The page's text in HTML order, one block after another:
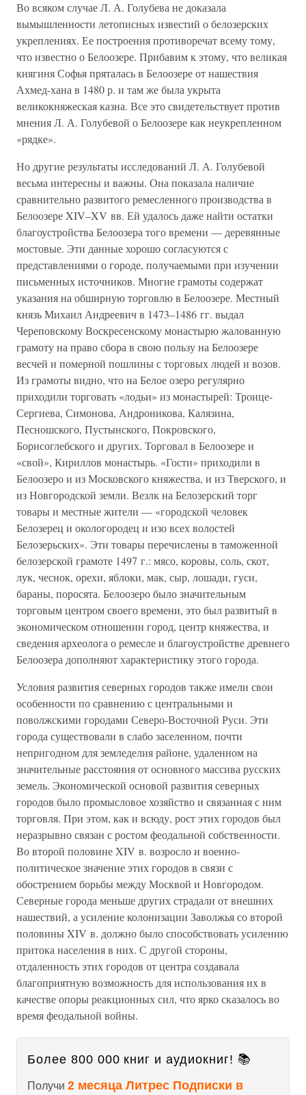
Во всяком случае Л. А. Голубева не доказала
вымышленности летописных известий о белозерских
укреплениях. Ее построения противоречат всему тому,
что известно о Белоозере. Прибавим к этому, что великая
княгиня Софья пряталась в Белоозере от нашествия
Ахмед-хана в 1480 р. и там же была укрыта
великокняжеская казна. Все это свидетельствует против
мнения Л. А. Голубевой о Белоозере как неукрепленном
«рядке».
Но другие результаты исследований Л. А. Голубевой
весьма интересны и важны. Она показала наличие
сравнительно развитого ремесленного производства в
Белоозере XIV–XV вв. Ей удалось даже найти остатки
благоустройства Белоозера того времени — деревянные
мостовые. Эти данные хорошо согласуются с
представлениями о городе, получаемыми при изучении
письменных источников. Многие грамоты содержат
указания на обширную торговлю в Белоозере. Местный
князь Михаил Андреевич в 1473–1486 гг. выдал
Череповскому Воскресенскому монастырю жалованную
грамоту на право сбора в свою пользу на Белоозере
весчей и померной пошлины с торговых людей и возов.
Из грамоты видно, что на Белое озеро регулярно
приходили торговать «лодьи» из монастырей: Троице-
Сергиева, Симонова, Андроникова, Калязина,
Песношского, Пустынского, Покровского,
Борисоглебского и других. Торговал в Белоозере и
«свой», Кириллов монастырь. «Гости» приходили в
Белоозеро и из Московского княжества, и из Тверского, и
из Новгородской земли. Везлк на Белозерский торг
товары и местные жители — «городской человек
Белозерец и окологородец и изо всех волостей
Белозерьских». Эти товары перечислены в таможенной
белозерской грамоте 1497 г.: мясо, коровы, соль, скот,
лук, чеснок, орехи, яблоки, мак, сыр, лошади, гуси,
бараны, поросята. Белоозеро было значительным
торговым центром своего времени, это был развитый в
экономическом отношении город, центр княжества, и
сведения археолога о ремесле и благоустройстве древнего
Белоозера дополняют характеристику этого города.
Условия развития северных городов также имели свои
особенности по сравнению с центральными и
поволжскими городами Северо-Восточной Руси. Эти
города существовали в слабо заселенном, почти
непригодном для земледелия районе, удаленном на
значительные расстояния от основного массива русских
земель. Экономической основой развития северных
городов было промысловое хозяйство и связанная с ним
торговля. При этом, как и всюду, рост этих городов был
неразрывно связан с ростом феодальной собственности.
Во второй половине XIV в. возросло и военно-
политическое значение этих городов в связи с
обострением борьбы между Москвой и Новгородом.
Северные города меньше других страдали от внешних
нашествий, а усиление колонизации Заволжья со второй
половины XIV в. должно было способствовать усилению
притока населения в них. С другой стороны,
отдаленность этих городов от центра создавала
благоприятную возможность для использования их в
качестве опоры реакционных сил, что ярко сказалось во
время феодальной войны.
Более 800 000 книг и аудиокниг! 📚
Получи 2 месяца Литрес Подписки в